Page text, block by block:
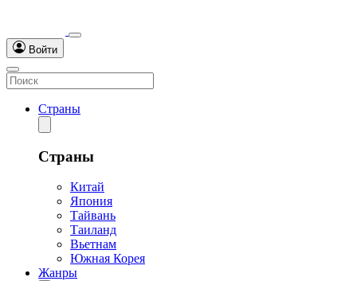
Войти
Страны
Страны
Китай
Япония
Тайвань
Таиланд
Вьетнам
Южная Корея
Жанры